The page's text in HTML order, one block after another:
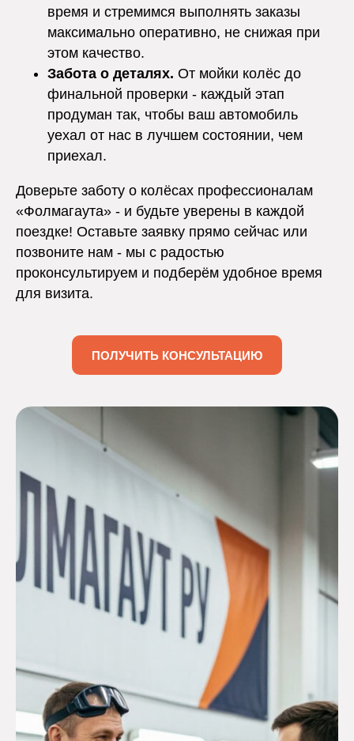
время и стремимся выполнять заказы
максимально оперативно, не снижая при
этом качество.
Забота о деталях. От мойки колёс до
финальной проверки - каждый этап
продуман так, чтобы ваш автомобиль
уехал от нас в лучшем состоянии, чем
приехал.
Доверьте заботу о колёсах профессионалам
«Фолмагаута» - и будьте уверены в каждой
поездке! Оставьте заявку прямо сейчас или
позвоните нам - мы с радостью
проконсультируем и подберём удобное время
для визита.
ПОЛУЧИТЬ КОНСУЛЬТАЦИЮ